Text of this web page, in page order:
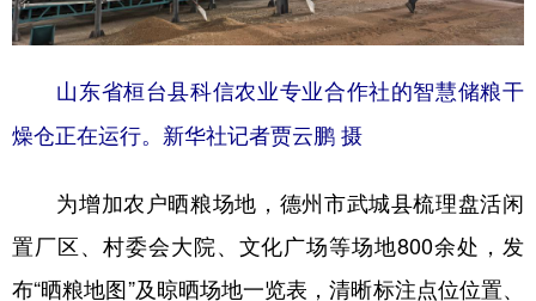
山东省桓台县科信农业专业合作社的智慧储粮干
燥仓正在运行。新华社记者贾云鹏 摄
为增加农户晒粮场地，德州市武城县梳理盘活闲
置厂区、村委会大院、文化广场等场地800余处，发
布“晒粮地图”及晾晒场地一览表，清晰标注点位位置、